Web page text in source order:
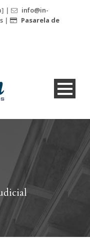
|
info@in-
|
Pasarela de